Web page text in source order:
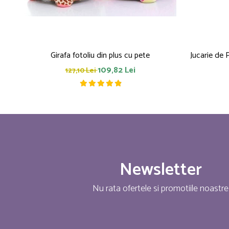
Girafa fotoliu din plus cu pete
127,10 Lei109,82 Lei
Jucarie de
Newsletter
Nu rata ofertele si promotiile noastre